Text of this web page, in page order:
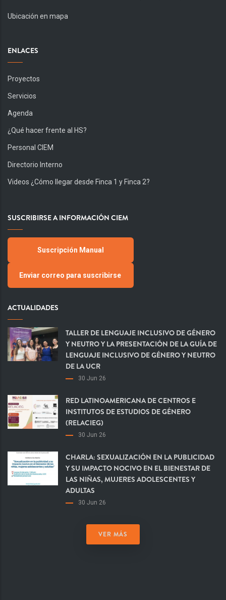
Ubicación en mapa
ENLACES
Proyectos
Servicios
Agenda
¿Qué hacer frente al HS?
Personal CIEM
Directorio Interno
Videos ¿Cómo llegar desde Finca 1 y Finca 2?
SUSCRIBIRSE A INFORMACIÓN CIEM
Suscripción Manual
Enviar correo para suscribirse
ACTUALIDADES
TALLER DE LENGUAJE INCLUSIVO DE GÉNERO
Y NEUTRO Y LA PRESENTACIÓN DE LA GUÍA DE
LENGUAJE INCLUSIVO DE GÉNERO Y NEUTRO
DE LA UCR
30 Jun 26
RED LATINOAMERICANA DE CENTROS E
INSTITUTOS DE ESTUDIOS DE GÉNERO
(RELACIEG)
30 Jun 26
CHARLA: SEXUALIZACIÓN EN LA PUBLICIDAD
Y SU IMPACTO NOCIVO EN EL BIENESTAR DE
LAS NIÑAS, MUJERES ADOLESCENTES Y
ADULTAS
30 Jun 26
VER MÁS